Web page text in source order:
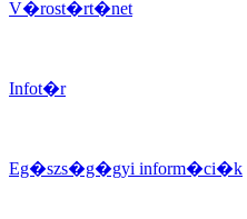
V�rost�rt�net
Infot�r
Eg�szs�g�gyi inform�ci�k